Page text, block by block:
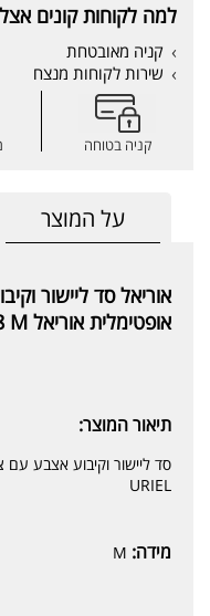
למה לקוחות קונים
קניה מאובטחת
שירות לקוחות מנצח
קניה בטוחה
על המוצר
אוריאל סד ליישור
אופטימלית אוריאל Uriel Item 238 M
תיאור המוצר:
URIEL
מידה: